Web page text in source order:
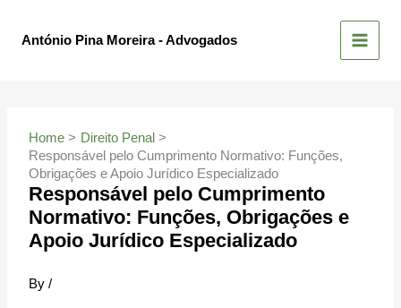
António Pina Moreira - Advogados
Home
Direito Penal
Responsável pelo Cumprimento Normativo: Funções,
Obrigações e Apoio Jurídico Especializado
Responsável pelo Cumprimento
Normativo: Funções, Obrigações e
Apoio Jurídico Especializado
By /